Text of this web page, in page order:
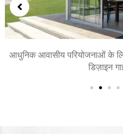
आधुनिक आवासीय परियोजनाओं के
डिज़ाइन